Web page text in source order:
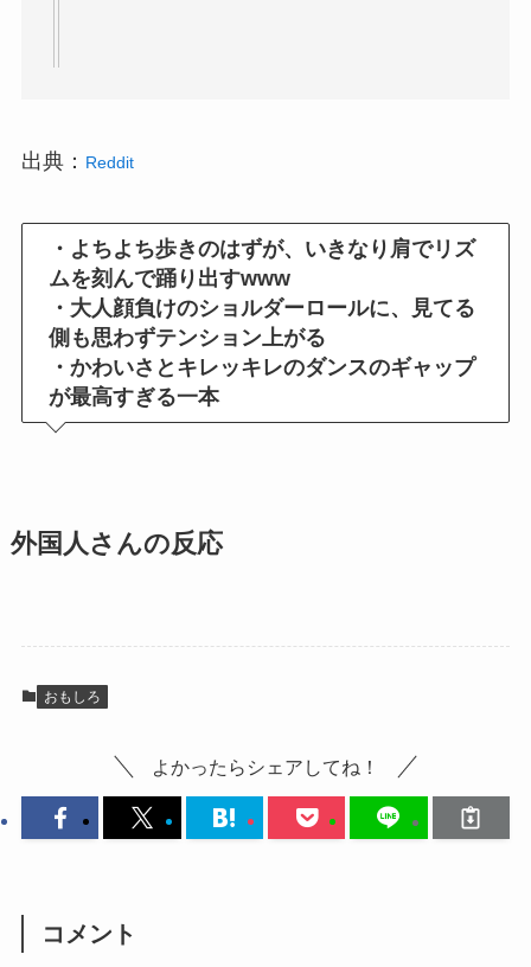
出典： Reddit
・よちよち歩きのはずが、いきなり肩でリズ
ムを刻んで踊り出すwww
・大人顔負けのショルダーロールに、見てる
側も思わずテンション上がる
・かわいさとキレッキレのダンスのギャップ
が最高すぎる一本
外国人さんの反応
おもしろ
よかったらシェアしてね！
コメント